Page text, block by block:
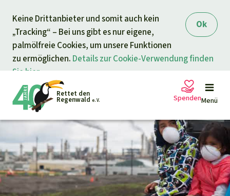
Ok
Keine Drittanbieter und somit auch kein
„Tracking“ – Bei uns gibt es nur eigene,
palmölfreie Cookies, um unsere Funktionen
zu ermöglichen. Details zur Cookie-Verwendung finden
Sie hier.
springen
Rettet den
Regenwald e. V. Menü
Petitionen
Projekte
Spenden
Ihre Spende hilft
Allgemeine Spende